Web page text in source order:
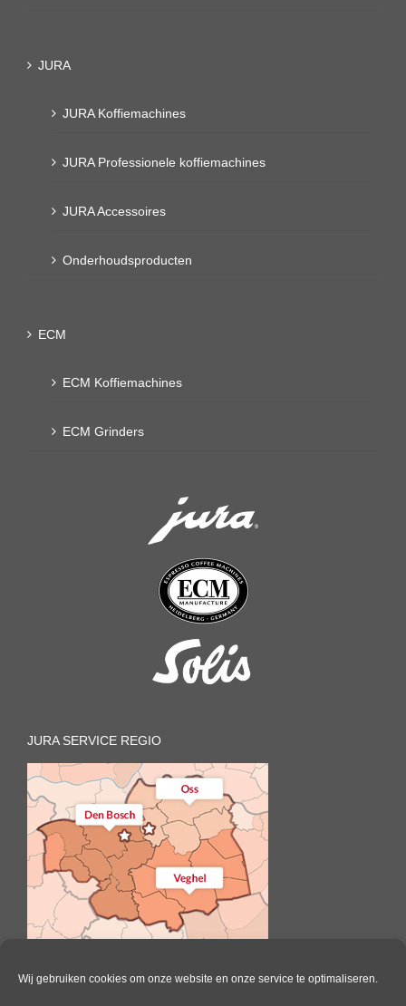
Wij gebruiken cookies om onze website en onze service te optimaliseren.
JURA
JURA Koffiemachines
JURA Professionele koffiemachines
JURA Accessoires
Onderhoudsproducten
ECM
ECM Koffiemachines
ECM Grinders
JURA SERVICE REGIO